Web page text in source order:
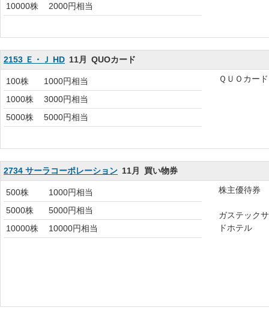
10000株
2000円相当
2153 Ｅ・Ｊ HD 11月 QUOカード
100株
1000円相当
1000株
3000円相当
5000株
5000円相当
ＱＵＯカード
2734 サーラコーポレーション 11月 買い物券
500株
1000円相当
5000株
5000円相当
10000株
10000円相当
株主優待券
ガステック
ドホテル